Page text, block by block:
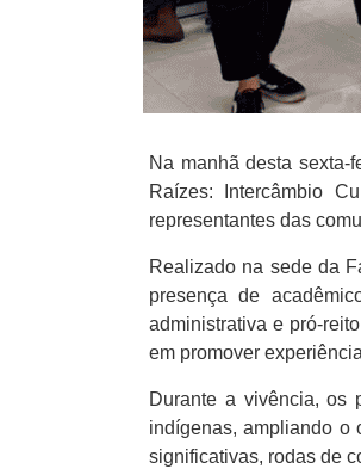
Na manhã desta sexta-
Raízes: Intercâmbio
representantes das
Realizado na sede da
presença de
administrativa e pró-
em promover
Durante a vivência, os
indígenas, ampliando o
significativas, rodas de